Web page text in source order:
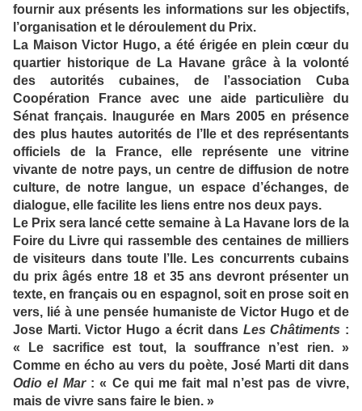
fournir aux présents les informations sur les objectifs,
l’organisation et le déroulement du Prix.
La Maison Victor Hugo, a été érigée en plein cœur du
quartier historique de La Havane grâce à la volonté
des autorités cubaines, de l’association Cuba
Coopération France avec une aide particulière du
Sénat français. Inaugurée en Mars 2005 en présence
des plus hautes autorités de l’Ile et des représentants
officiels de la France, elle représente une vitrine
vivante de notre pays, un centre de diffusion de notre
culture, de notre langue, un espace d’échanges, de
dialogue, elle facilite les liens entre nos deux pays.
Le Prix sera lancé cette semaine à La Havane lors de la
Foire du Livre qui rassemble des centaines de milliers
de visiteurs dans toute l’Ile. Les concurrents cubains
du prix âgés entre 18 et 35 ans devront présenter un
texte, en français ou en espagnol, soit en prose soit en
vers, lié à une pensée humaniste de Victor Hugo et de
Jose Marti. Victor Hugo a écrit dans Les Châtiments :
« Le sacrifice est tout, la souffrance n’est rien. »
Comme en écho au vers du poète, José Marti dit dans
Odio el Mar: « Ce qui me fait mal n’est pas de vivre,
mais de vivre sans faire le bien. »